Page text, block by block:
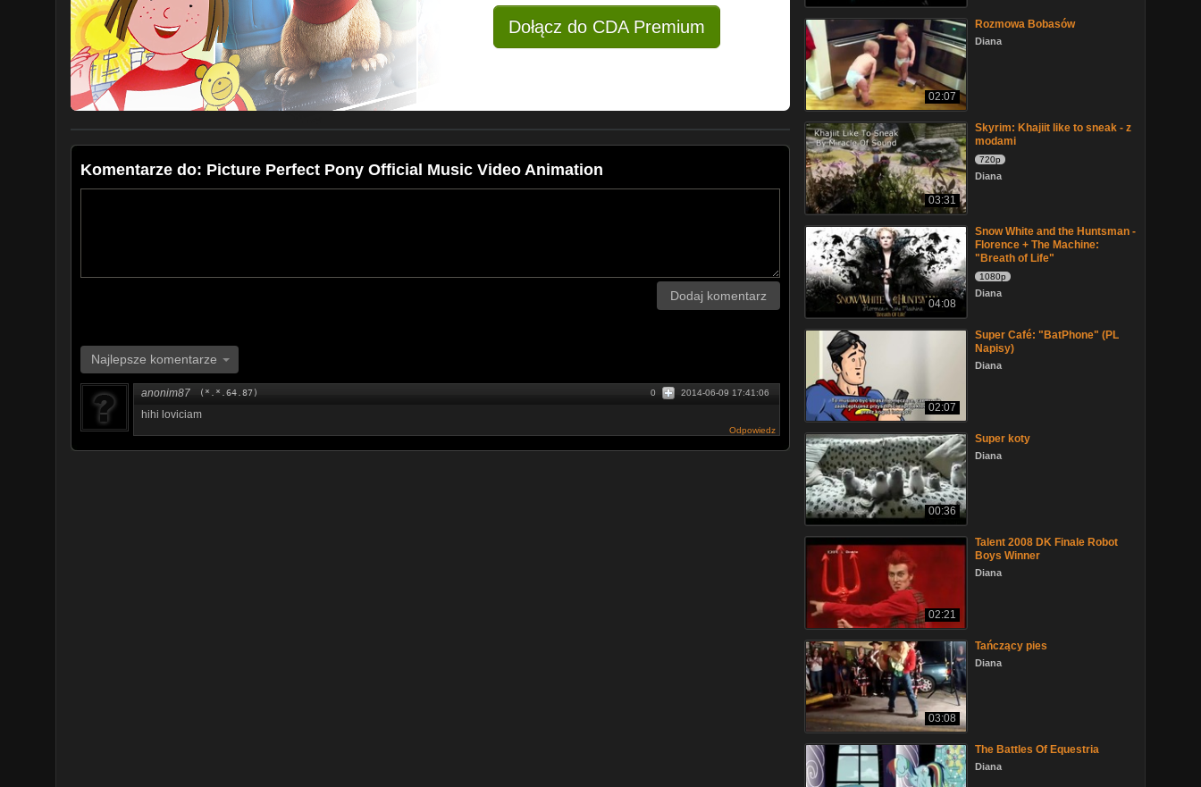
Dołącz do CDA Premium
Komentarze do: Picture Perfect Pony Official Music Video Animation
Dodaj komentarz
Najlepsze komentarze
anonim87 (*.*.64.87) 2014-06-09 17:41:06
0
hihi loviciam
Odpowiedz
02:07
Rozmowa Bobasów
Diana
03:31
Skyrim: Khajiit like to sneak - z
modami
720p
Diana
04:08
Snow White and the Huntsman -
Florence + The Machine:
"Breath of Life"
1080p
Diana
02:07
Super Café: "BatPhone" (PL
Napisy)
Diana
00:36
Super koty
Diana
02:21
Talent 2008 DK Finale Robot
Boys Winner
Diana
03:08
Tańczący pies
Diana
The Battles Of Equestria
Diana